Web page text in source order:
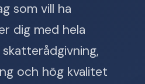
som vill ha
dig med hela
och hög kvalitet